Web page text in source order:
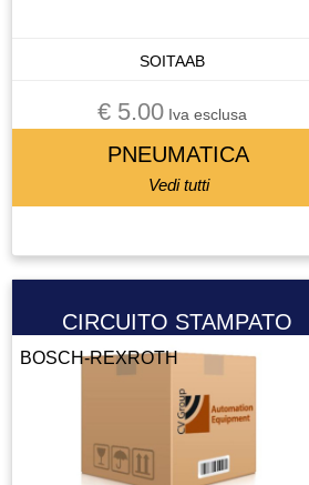
DISSUASORE DI GRAVITà
DOMOTICA
ELETTROMANDRINO
ELETTROVALVOLA VALVOLA
ENCODER
ESTRUSORE
FERRITE TORROIDALE
FRIZIONE
FUSIBILE
SOITAAB
€ 5.00Iva esclusa
PNEUMATICA
Vedi tutti
CIRCUITO STAMPATO
BOSCH-REXROTH